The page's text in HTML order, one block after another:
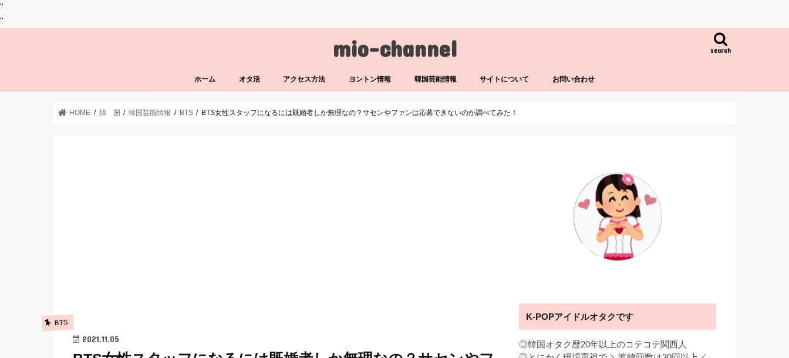
"
"
mio-channel search
ホーム オタ活 アクセス方法 ヨントン情報 韓国芸能情報 サイトについて お問い合わせ
HOME 韓 国 韓国芸能情報 BTS BTS女性スタッフになるには既婚者しか無理なの？サセンやファンは応募できないのか調べてみた！
BTS
2021.11.05
K-POPアイドルオタクです
◎韓国オタク歴20年以上のコテコテ関西人